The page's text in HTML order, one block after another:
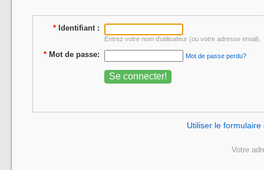
* Identifiant :
Entrez votre nom d'utilisateur (ou votre adresse email).
* Mot de passe: Mot de passe perdu?
Utiliser le
Votre